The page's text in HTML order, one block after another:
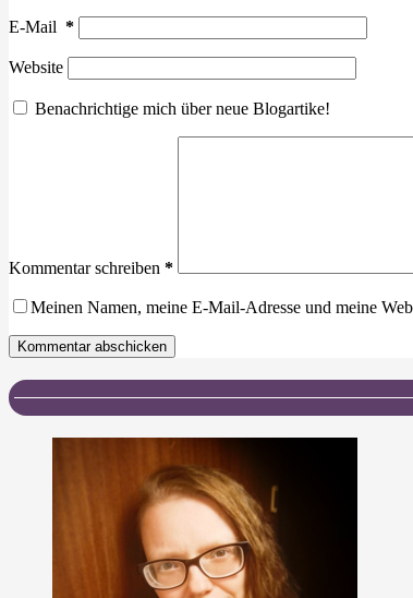
E-Mail *
Website
Benachrichtige mich über neue Blogartike!
Kommentar schreiben *
Meinen Namen, meine E-Mail-Adresse und meine
Kommentar abschicken